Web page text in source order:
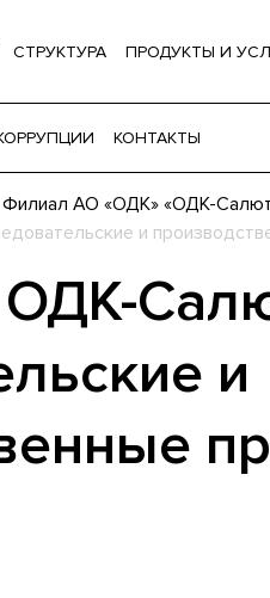
СТРУКТУРА ПРОДУКТЫ И
КОНТАКТЫ
Филиал АО «ОДК» «ОДК-
и
и